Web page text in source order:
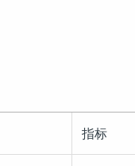
指标